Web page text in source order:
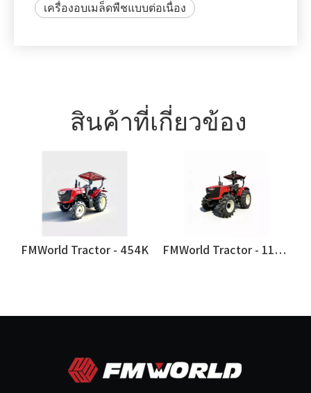
เครื่องอบเมล็ดพืชแบบต่อเนื่อง
สินค้าที่เกี่ยวข้อง
FMWorld Tractor - 454K FMWorld Tractor - 1104ms